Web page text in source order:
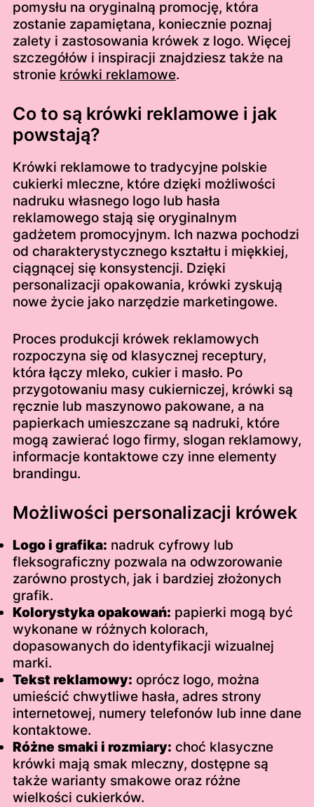
pomysłu na oryginalną promocję, która
zostanie zapamiętana, koniecznie poznaj
zalety i zastosowania krówek z logo. Więcej
szczegółów i inspiracji znajdziesz także na
stronie krówki reklamowe.
Co to są krówki reklamowe i jak
powstają?
Krówki reklamowe to tradycyjne polskie
cukierki mleczne, które dzięki możliwości
nadruku własnego logo lub hasła
reklamowego stają się oryginalnym
gadżetem promocyjnym. Ich nazwa pochodzi
od charakterystycznego kształtu i miękkiej,
ciągnącej się konsystencji. Dzięki
personalizacji opakowania, krówki zyskują
nowe życie jako narzędzie marketingowe.
Proces produkcji krówek reklamowych
rozpoczyna się od klasycznej receptury,
która łączy mleko, cukier i masło. Po
przygotowaniu masy cukierniczej, krówki są
ręcznie lub maszynowo pakowane, a na
papierkach umieszczane są nadruki, które
mogą zawierać logo firmy, slogan reklamowy,
informacje kontaktowe czy inne elementy
brandingu.
Możliwości personalizacji krówek
Logo i grafika: nadruk cyfrowy lub
fleksograficzny pozwala na odwzorowanie
zarówno prostych, jak i bardziej złożonych
grafik.
Kolorystyka opakowań: papierki mogą być
wykonane w różnych kolorach,
dopasowanych do identyfikacji wizualnej
marki.
Tekst reklamowy: oprócz logo, można
umieścić chwytliwe hasła, adres strony
internetowej, numery telefonów lub inne dane
kontaktowe.
Różne smaki i rozmiary: choć klasyczne
krówki mają smak mleczny, dostępne są
także warianty smakowe oraz różne
wielkości cukierków.